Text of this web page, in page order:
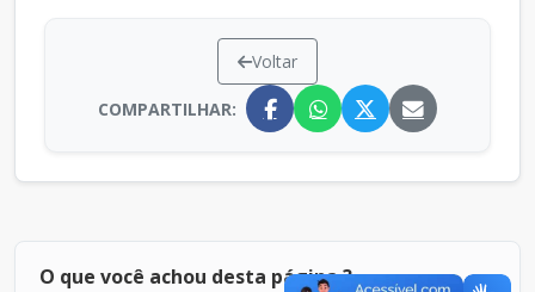
Voltar
COMPARTILHAR:
O que você achou desta página ?